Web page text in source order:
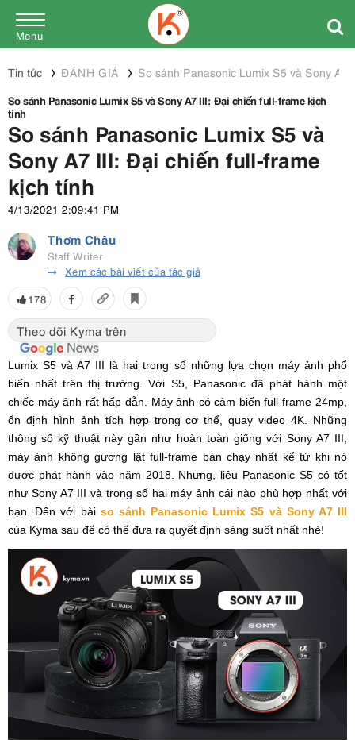
Menu
Tin tức ĐÁNH GIÁ
So sánh Panasonic Lumix S5 và Sony
So sánh Panasonic Lumix S5 và Sony A7 III: Đại chiến full-frame kịch
tính
So sánh Panasonic Lumix S5 và
Sony A7 III: Đại chiến full-frame
kịch tính
4/13/2021 2:09:41 PM
Thơm Châu
Staff Writer
Xem các bài viết của tác giả
178
Theo dõi Kyma trên
Lumix S5 và A7 III là hai trong số những lựa chọn máy ảnh phổ
biến nhất trên thị trường. Với S5, Panasonic đã phát hành một
chiếc máy ảnh rất hấp dẫn. Máy ảnh có cảm biến full-frame 24mp,
ổn định hình ảnh tích hợp trong cơ thể, quay video 4K. Những
thông số kỹ thuật này gần như hoàn toàn giống với Sony A7 III,
máy ảnh không gương lật full-frame bán chạy nhất kể từ khi nó
được phát hành vào năm 2018. Nhưng, liệu Panasonic S5 có tốt
như Sony A7 III và trong số hai máy ảnh cái nào phù hợp nhất với
bạn. Đến với bài so sánh Panasonic Lumix S5 và Sony A7 III
của Kyma sau để có thể đưa ra quyết định sáng suốt nhất nhé!